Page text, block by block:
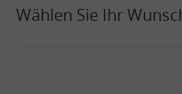
Wählen Sie Ihr